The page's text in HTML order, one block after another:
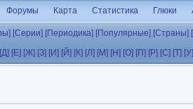
Форумы Карта Статистика Глюки
[Серии] [Периодика] [Популярные] [Страны]
[Д] [Е] [Ж] [З] [И] [Й] [К] [Л] [М] [Н] [О] [П] [Р] [С] [Т] [У]